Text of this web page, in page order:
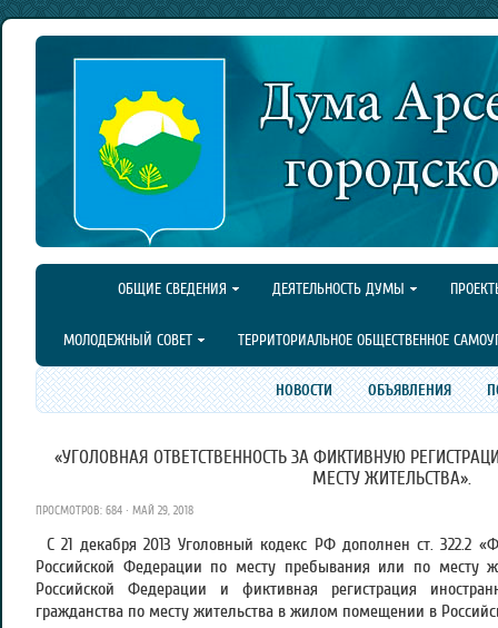
ОБЩИЕ СВЕДЕНИЯ ДЕЯТЕЛЬНОСТЬ ДУМЫ
МОЛОДЕЖНЫЙ СОВЕТ ТЕРРИТОРИАЛЬНОЕ ОБЩЕСТВЕННОЕ
НОВОСТИ ОБЪЯВЛЕНИЯ
«УГОЛОВНАЯ ОТВЕТСТВЕННОСТЬ ЗА ФИКТИВНУЮ
МЕСТУ ЖИТЕЛЬСТВА».
ПРОСМОТРОВ: 684 · МАЙ 29, 2018
С 21 декабря 2013 Уголовный кодекс РФ дополнен ст. 322.2
Российской Федерации по месту пребывания или по месту
Российской Федерации и фиктивная регистрация
гражданства по месту жительства в жилом помещении в